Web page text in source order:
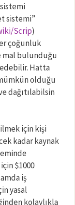
sistemi”
Scrip)
çoğunluk
mal bulunduğu
Hatta
olduğu
dağıtılabilsin
için kişi
kadar kaynak
$1000
iş
yasal
kolaylıkla